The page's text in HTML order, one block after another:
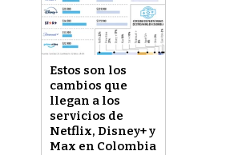
Estos son los
cambios que
llegan a los
servicios de
Netflix, Disney+ y
Max en Colombia